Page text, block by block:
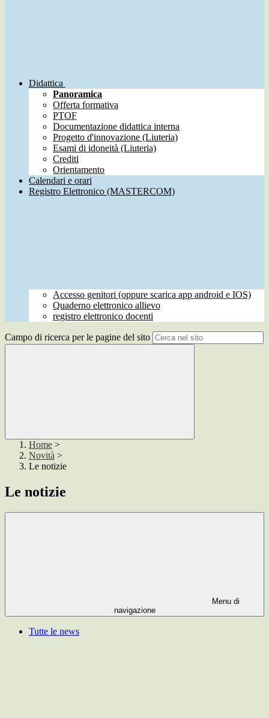
Didattica
Panoramica
Offerta formativa
PTOF
Documentazione didattica interna
Progetto d'innovazione (Liuteria)
Esami di idoneità (Liuteria)
Crediti
Orientamento
Calendari e orari
Registro Elettronico (MASTERCOM)
Accesso genitori (oppure scarica app android e IOS)
Quaderno elettronico allievo
registro elettronico docenti
Campo di ricerca per le pagine del sito
Home >
Novità >
Le notizie
Le notizie
Menu di
navigazione
Tutte le news